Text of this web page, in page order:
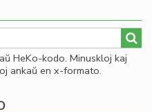
HeKo-kodo. Minuskloj kaj
ankaŭ en x-formato.